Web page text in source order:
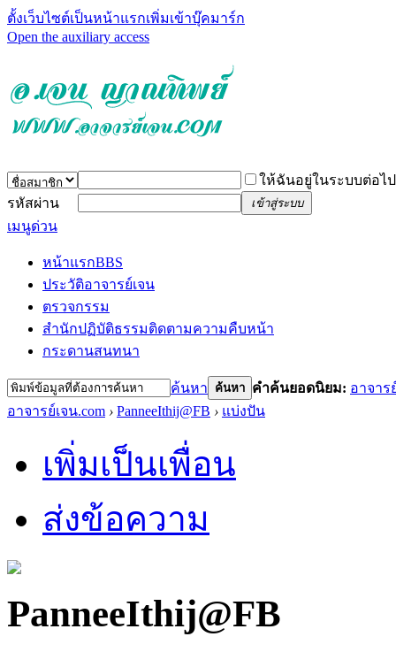
ตั้งเว็บไซต์เป็นหน้าแรกเพิ่มเข้าบุ๊คมาร์ก
Open the auxiliary access
ให้ฉันอยู่ในระบบต่อไป
รหัสผ่าน
เข้าสู่ระบบ
เมนูด่วน
หน้าแรกBBS
ประวัติอาจารย์เจน
ตรวจกรรม
สำนักปฏิบัติธรรมติดตามความคืบหน้า
กระดานสนทนา
ค้นหา ค้นหา คำค้นยอดนิยม: อาจาร
อาจารย์เจน.com › PanneeIthij@FB › แบ่งปัน
เพิ่มเป็นเพื่อน
ส่งข้อความ
PanneeIthij@FB